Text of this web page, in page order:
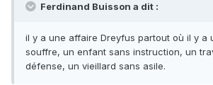
Ferdinand Buisson a dit :
il y a une affaire Dreyfus partout où il y a
souffre, un enfant sans instruction, un
défense, un vieillard sans asile.